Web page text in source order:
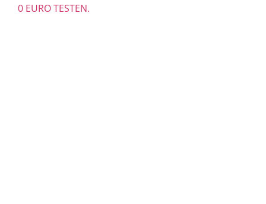
0 EURO TESTEN.